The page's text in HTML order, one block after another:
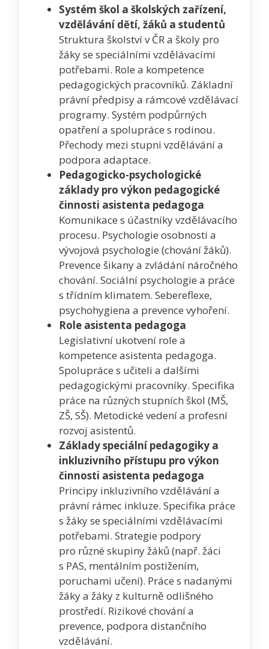
Systém škol a školských zařízení,
vzdělávání dětí, žáků a studentů
Struktura školství v ČR a školy pro
žáky se speciálními vzdělávacími
potřebami. Role a kompetence
pedagogických pracovníků. Základní
právní předpisy a rámcové vzdělávací
programy. Systém podpůrných
opatření a spolupráce s rodinou.
Přechody mezi stupni vzdělávání a
podpora adaptace.
Pedagogicko-psychologické
základy pro výkon pedagogické
činnosti asistenta pedagoga
Komunikace s účastníky vzdělávacího
procesu. Psychologie osobnosti a
vývojová psychologie (chování žáků).
Prevence šikany a zvládání náročného
chování. Sociální psychologie a práce
s třídním klimatem. Sebereflexe,
psychohygiena a prevence vyhoření.
Role asistenta pedagoga
Legislativní ukotvení role a
kompetence asistenta pedagoga.
Spolupráce s učiteli a dalšími
pedagogickými pracovníky. Specifika
práce na různých stupních škol (MŠ,
ZŠ, SŠ). Metodické vedení a profesní
rozvoj asistentů.
Základy speciální pedagogiky a
inkluzivního přístupu pro výkon
činnosti asistenta pedagoga
Principy inkluzivního vzdělávání a
právní rámec inkluze. Specifika práce
s žáky se speciálními vzdělávacími
potřebami. Strategie podpory
pro různé skupiny žáků (např. žáci
s PAS, mentálním postižením,
poruchami učení). Práce s nadanými
žáky a žáky z kulturně odlišného
prostředí. Rizikové chování a
prevence, podpora distančního
vzdělávání.